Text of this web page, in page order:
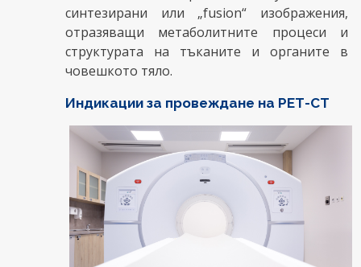
синтезирани или „fusion“ изображения,
отразяващи метаболитните процеси и
структурата на тъканите и органите в
човешкото тяло.
Индикации за провеждане на РЕТ-СТ